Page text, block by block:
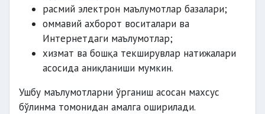
расмий электрон маълумотлар базалари;
оммавий ахборот воситалари ва
Интернетдаги маълумотлар;
хизмат ва бошқа текширувлар натижалари
асосида аниқланиши мумкин.
Ушбу маълумотларни ўрганиш асосан махсус
бўлинма томонидан амалга оширилади.